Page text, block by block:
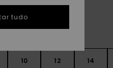
10 12 14
tudo